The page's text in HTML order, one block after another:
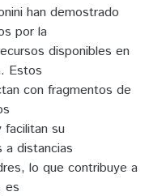
han demostrado
por la
disponibles en
Estos
con fragmentos de
facilitan su
distancias
lo que contribuye a
es